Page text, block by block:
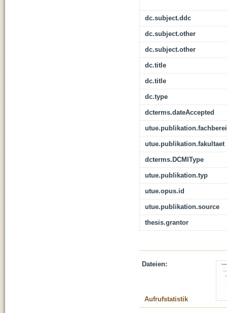
dc.subject.ddc
dc.subject.other
dc.subject.other
dc.title
dc.title
dc.type
dcterms.dateAccepted
utue.publikation.fakultaet
dcterms.DCMIType
utue.publikation.typ
utue.opus.id
utue.publikation.source
thesis.grantor
Dateien:
Aufrufstatistik